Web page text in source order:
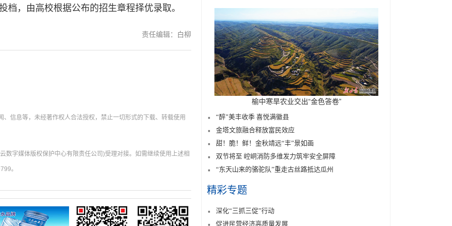
，由高校根据公布的招生章程择优录取。
责任编辑：白柳
信息等，未经著作权人合法授权，禁止一切形式的下载、转载使用
数字媒体版权保护中心有限责任公司)受理对接。如需继续使用上述相
。
榆中寒旱农业交出“金色答卷”
“醉”美丰收季 喜悦满徽县
金塔文旅融合释放富民效应
甜！脆！鲜！金秋靖远“丰”景如画
双节将至 崆峒消防多维发力筑牢安全屏障
“东天山来的骆驼队”重走古丝路抵达瓜州
精彩专题
深化“三抓三促”行动
促进民营经济高质量发展